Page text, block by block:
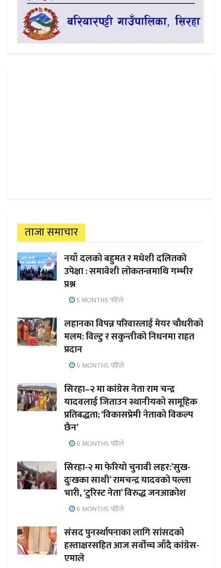
ताजा समाचार
नयाँ दलको बहुमत र मधेशी दलितको
उपेक्षा : समावेशी लोकतन्त्रमाथि गम्भीर
प्रश्न
5 MONTHS पहिले
लहानका विपन्न परिवारलाई मेयर चौधरीको
मलम: विल्टु र सकुन्तीको निधनमा राहत
प्रदान
6 MONTHS पहिले
सिरहा–२ मा कांग्रेस नेता राम चन्द्र
यादवलाई जिताउन स्थानीयको सामूहिक
प्रतिबद्धता; ‘विकासप्रेमी नेताको विकल्प
छैन’
6 MONTHS पहिले
सिरहा-२ मा फेरियो चुनावी लहर:’सुख-
दुःखका साथी’ रामचन्द्र यादवको पल्ला
भारी, ‘टुरिस्ट नेता’ विरुद्ध जनआक्रोश
6 MONTHS पहिले
संसद पुनर्स्थापनाका लागि सांसदको
हस्ताक्षरसहित आज सर्वोच्च जाँदै कांग्रेस-
एमाले